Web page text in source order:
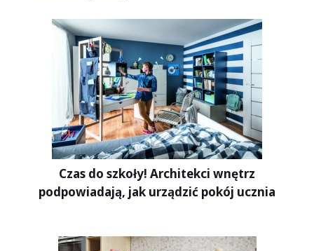
Czas do szkoły! Architekci wnętrz
podpowiadają, jak urządzić pokój ucznia